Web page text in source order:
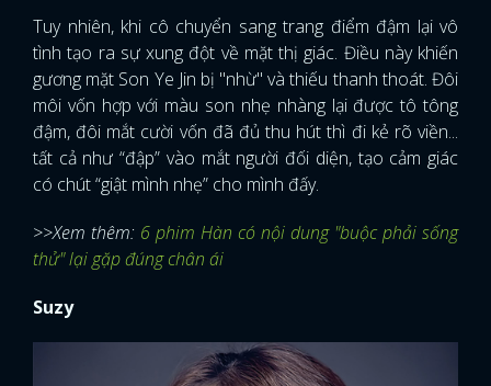
Tuy nhiên, khi cô chuyển sang trang điểm đậm lại vô
tình tạo ra sự xung đột về mặt thị giác. Điều này khiến
gương mặt Son Ye Jin bị "nhừ" và thiếu thanh thoát. Đôi
môi vốn hợp với màu son nhẹ nhàng lại được tô tông
đậm, đôi mắt cười vốn đã đủ thu hút thì đi kẻ rõ viền...
tất cả như “đập” vào mắt người đối diện, tạo cảm giác
có chút “giật mình nhẹ” cho mình đấy.
>>Xem thêm: 6 phim Hàn có nội dung "buộc phải sống
thử" lại gặp đúng chân ái
Suzy